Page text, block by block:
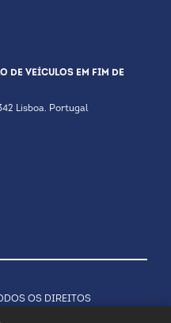
DE VEÍCULOS EM FIM DE
Lisboa. Portugal
OS DIREITOS